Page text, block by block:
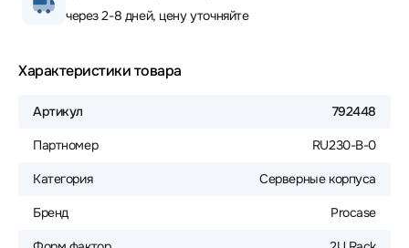
через 2-8 дней, цену уточняйте
Характеристики товара
Артикул 792448
Партномер RU230-B-0
Категория Серверные корпуса
Бренд Procase